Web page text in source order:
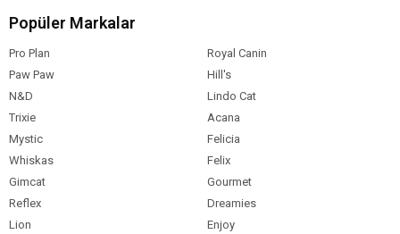
Popüler Markalar
Pro Plan
Royal Canin
Paw Paw
Hill's
N&D
Lindo Cat
Trixie
Acana
Mystic
Felicia
Whiskas
Felix
Gimcat
Gourmet
Reflex
Dreamies
Lion
Enjoy